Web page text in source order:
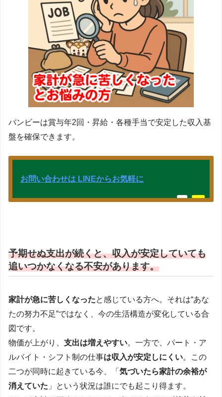
バンビーは賞与年2回・昇給・各種手当で安定した収入基
盤を確保できます。
お問い合わせは LINEからお気軽に
予期せぬ支出が続くと、収入が安定していても
追いつかなくなる不安があります。
家計が急に苦しくなったと感じている方へ。それは“あな
たの努力不足”ではなく、今の生活構造が変化している合
図です。
物価が上がり、 支出は増えやすい。一方で、パート・ア
ルバイト・シフト制の仕事は収入が安定しにくい。この
二つが同時に起きている今、「 気づいたら家計の余裕が
消えていた 」という状況は誰にでも起こり得ます。